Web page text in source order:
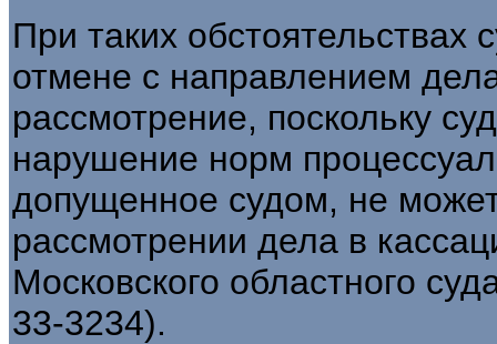
При таких
отмене с направлением
рассмотрение, поскольку
нарушение норм
допущенное судом, не
рассмотрении дела в
Московского областного
33-3234).